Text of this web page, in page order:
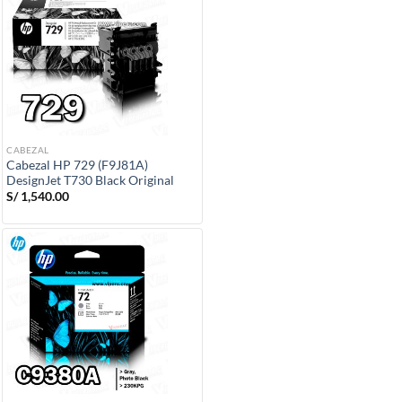
CABEZAL
Cabezal HP 729 (F9J81A)
DesignJet T730 Black Original
S/1,540.00